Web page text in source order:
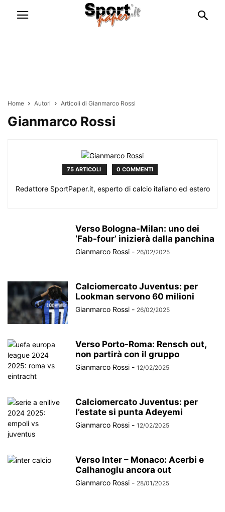
Home Autori Articoli di Gianmarco Rossi
Gianmarco Rossi
75 ARTICOLI 0 COMMENTI
Redattore SportPaper.it, esperto di calcio italiano ed estero
Verso Bologna-Milan: uno dei
‘Fab-four’ inizierà dalla panchina
Gianmarco Rossi - 26/02/2025
Calciomercato Juventus: per
Lookman servono 60 milioni
Gianmarco Rossi - 26/02/2025
Verso Porto-Roma: Rensch out,
non partirà con il gruppo
Gianmarco Rossi - 12/02/2025
Calciomercato Juventus: per
l’estate si punta Adeyemi
Gianmarco Rossi - 12/02/2025
Verso Inter – Monaco: Acerbi e
Calhanoglu ancora out
Gianmarco Rossi - 28/01/2025